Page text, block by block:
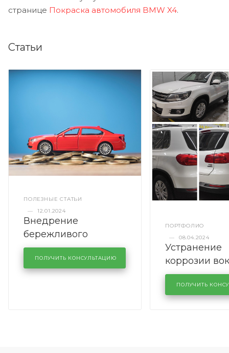
странице Покраска автомобиля BMW X4.
Статьи
ПОЛЕЗНЫЕ СТАТЬИ
—
12.01.2024
Внедрение
бережливого
производства в
кузовном сервисе
KUTUZOVV
ПОЛУЧИТЬ КОНСУЛЬТАЦИЮ
ПОРТФОЛИО
—
08.04.2024
Устранение
коррозии
лобового
районе
Volkswagen
ПОЛУЧИТЬ